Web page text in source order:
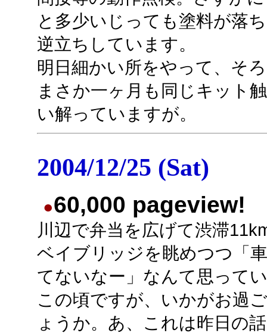
と多少いじっても塗料が落
逆立ちしています。
明日細かい所をやって、そ
まさか一ヶ月も同じキット
い解っていますが。
2004/12/25 (Sat)
●60,000 pageview!
川辺で弁当を広げて渋滞
ベイブリッジを眺めつつ「
てないなー」なんて思って
この頃ですが、いかがお過
ょうか。あ、これは昨日の